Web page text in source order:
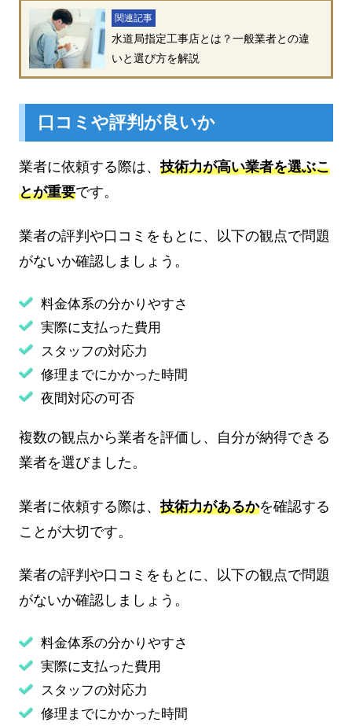
関連記事
水道局指定工事店とは？一般業者との違
いと選び方を解説
口コミや評判が良いか
業者に依頼する際は、技術力が高い業者を選ぶこ
とが重要です。
業者の評判や口コミをもとに、以下の観点で問題
がないか確認しましょう。
料金体系の分かりやすさ
実際に支払った費用
スタッフの対応力
修理までにかかった時間
夜間対応の可否
複数の観点から業者を評価し、自分が納得できる
業者を選びました。
業者に依頼する際は、技術力があるかを確認する
ことが大切です。
業者の評判や口コミをもとに、以下の観点で問題
がないか確認しましょう。
料金体系の分かりやすさ
実際に支払った費用
スタッフの対応力
修理までにかかった時間